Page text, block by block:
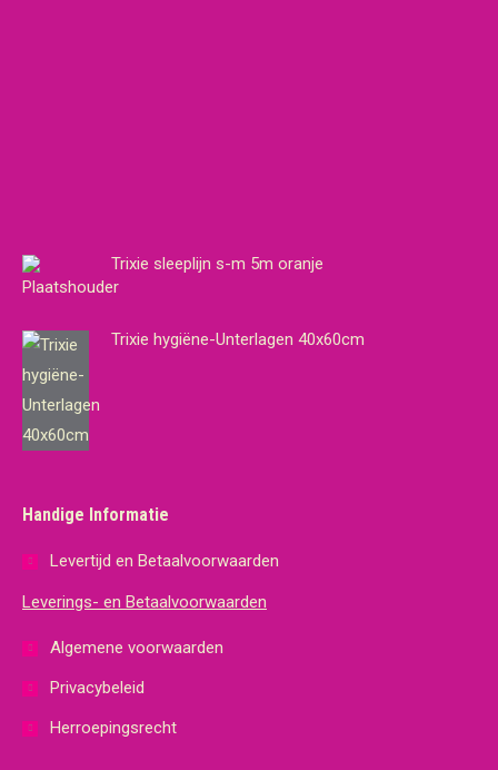
Trixie sleeplijn s-m 5m oranje
Trixie hygiëne-Unterlagen 40x60cm
Handige Informatie
Levertijd en Betaalvoorwaarden
Leverings- en Betaalvoorwaarden
Algemene voorwaarden
Privacybeleid
Herroepingsrecht